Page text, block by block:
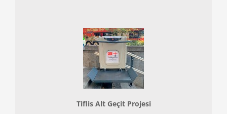
Tiflis Alt Geçit Projesi